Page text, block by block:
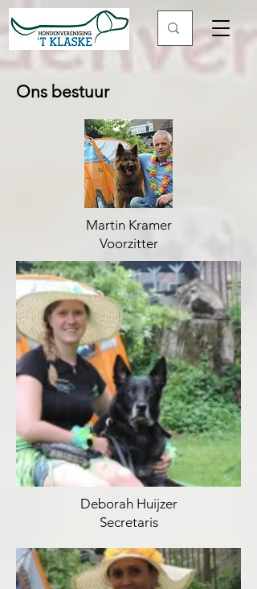
Ons bestuur
Martin Kramer
Voorzitter
Deborah Huijzer
Secretaris